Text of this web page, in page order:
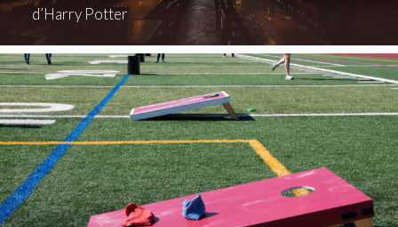
d’Harry Potter